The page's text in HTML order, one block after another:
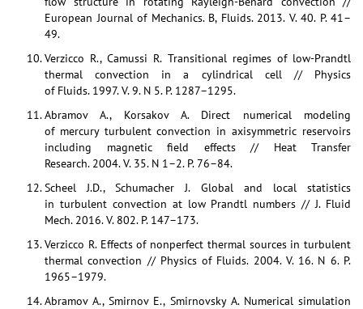
European Journal of Mechanics. B, Fluids. 2013. V. 40. P. 41–
49.
Verzicco R., Camussi R. Transitional regimes of low-Prandtl
thermal convection in a cylindrical cell // Physics
of Fluids. 1997. V. 9. N 5. P. 1287–1295.
Abramov A., Korsakov A. Direct numerical modeling
of mercury turbulent convection in axisymmetric reservoirs
including magnetic field effects // Heat Transfer
Research. 2004. V. 35. N 1–2. P. 76–84.
Scheel J.D., Schumacher J. Global and local statistics
in turbulent convection at low Prandtl numbers // J. Fluid
Mech. 2016. V. 802. P. 147–173.
Verzicco R. Effects of nonperfect thermal sources in turbulent
thermal convection // Physics of Fluids. 2004. V. 16. N 6. P.
1965–1979.
Abramov A., Smirnov E., Smirnovsky A. Numerical simulation